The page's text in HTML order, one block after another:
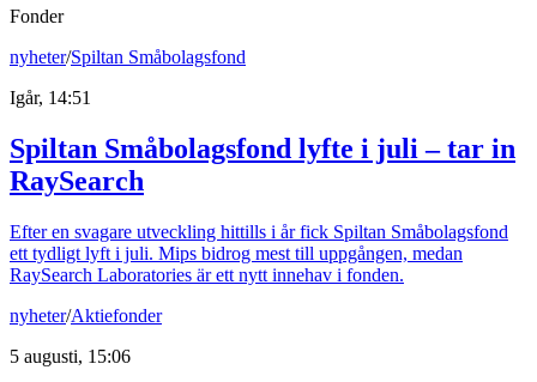
Fonder
nyheter/Spiltan Småbolagsfond
Igår, 14:51
Spiltan Småbolagsfond lyfte i juli – tar in
RaySearch
Efter en svagare utveckling hittills i år fick Spiltan Småbolagsfond
ett tydligt lyft i juli. Mips bidrog mest till uppgången, medan
RaySearch Laboratories är ett nytt innehav i fonden.
nyheter/Aktiefonder
5 augusti, 15:06